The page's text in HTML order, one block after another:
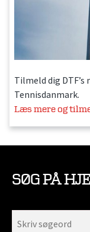
Tilmeld dig
Tennisdanmark.
Læs mere og
SØG PÅ